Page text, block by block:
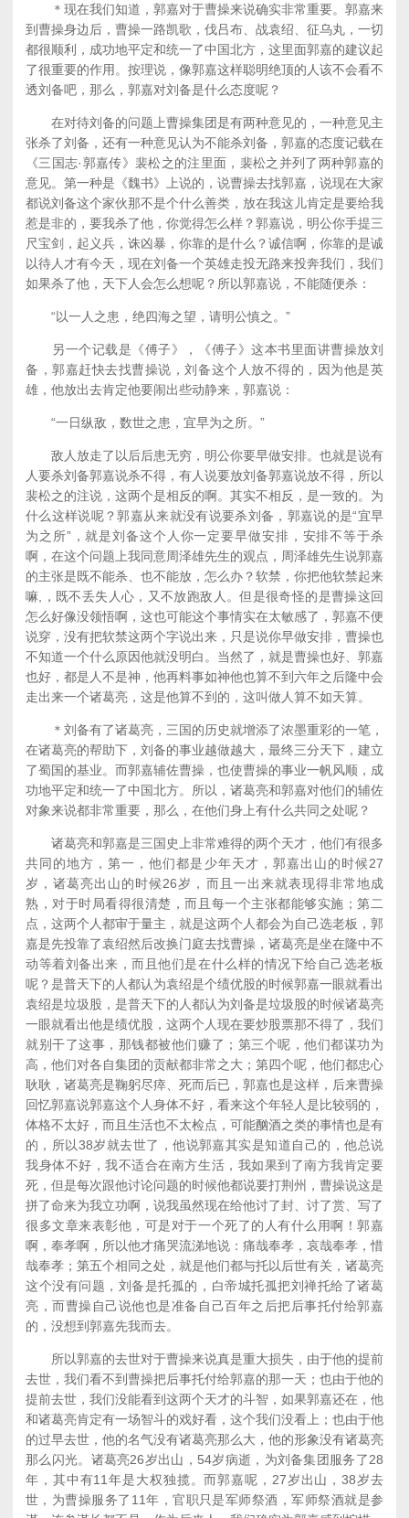
＊现在我们知道，郭嘉对于曹操来说确实非常重要。郭嘉来
到曹操身边后，曹操一路凯歌，伐吕布、战袁绍、征乌丸，一切
都很顺利，成功地平定和统一了中国北方，这里面郭嘉的建议起
了很重要的作用。按理说，像郭嘉这样聪明绝顶的人该不会看不
透刘备吧，那么，郭嘉对刘备是什么态度呢？
在对待刘备的问题上曹操集团是有两种意见的，一种意见主
张杀了刘备，还有一种意见认为不能杀刘备，郭嘉的态度记载在
《三国志·郭嘉传》裴松之的注里面，裴松之并列了两种郭嘉的
意见。第一种是《魏书》上说的，说曹操去找郭嘉，说现在大家
都说刘备这个家伙那不是个什么善类，放在我这儿肯定是要给我
惹是非的，要我杀了他，你觉得怎么样？郭嘉说，明公你手提三
尺宝剑，起义兵，诛凶暴，你靠的是什么？诚信啊，你靠的是诚
以待人才有今天，现在刘备一个英雄走投无路来投奔我们，我们
如果杀了他，天下人会怎么想呢？所以郭嘉说，不能随便杀：
“以一人之患，绝四海之望，请明公慎之。”
另一个记载是《傅子》，《傅子》这本书里面讲曹操放刘
备，郭嘉赶快去找曹操说，刘备这个人放不得的，因为他是英
雄，他放出去肯定他要闹出些动静来，郭嘉说：
“一日纵敌，数世之患，宜早为之所。”
敌人放走了以后后患无穷，明公你要早做安排。也就是说有
人要杀刘备郭嘉说杀不得，有人说要放刘备郭嘉说放不得，所以
裴松之的注说，这两个是相反的啊。其实不相反，是一致的。为
什么这样说呢？郭嘉从来就没有说要杀刘备，郭嘉说的是“宜早
为之所”，就是刘备这个人你一定要早做安排，安排不等于杀
啊，在这个问题上我同意周泽雄先生的观点，周泽雄先生说郭嘉
的主张是既不能杀、也不能放，怎么办？软禁，你把他软禁起来
嘛,，既不丢失人心，又不放跑敌人。但是很奇怪的是曹操这回
怎么好像没领悟啊，这也可能这个事情实在太敏感了，郭嘉不便
说穿，没有把软禁这两个字说出来，只是说你早做安排，曹操也
不知道一个什么原因他就没明白。当然了，就是曹操也好、郭嘉
也好，都是人不是神，他再料事如神他也算不到六年之后隆中会
走出来一个诸葛亮，这是他算不到的，这叫做人算不如天算。
＊刘备有了诸葛亮，三国的历史就增添了浓墨重彩的一笔，
在诸葛亮的帮助下，刘备的事业越做越大，最终三分天下，建立
了蜀国的基业。而郭嘉辅佐曹操，也使曹操的事业一帆风顺，成
功地平定和统一了中国北方。所以，诸葛亮和郭嘉对他们的辅佐
对象来说都非常重要，那么，在他们身上有什么共同之处呢？
诸葛亮和郭嘉是三国史上非常难得的两个天才，他们有很多
共同的地方，第一，他们都是少年天才，郭嘉出山的时候27
岁，诸葛亮出山的时候26岁，而且一出来就表现得非常地成
熟，对于时局看得很清楚，而且每一个主张都能够实施；第二
点，这两个人都审于量主，就是这两个人都会为自己选老板，郭
嘉是先投靠了袁绍然后改换门庭去找曹操，诸葛亮是坐在隆中不
动等着刘备出来，而且他们是在什么样的情况下给自己选老板
呢？是普天下的人都认为袁绍是个绩优股的时候郭嘉一眼就看出
袁绍是垃圾股，是普天下的人都认为刘备是垃圾股的时候诸葛亮
一眼就看出他是绩优股，这两个人现在要炒股票那不得了，我们
就别干了这事，那钱都被他们赚了；第三个呢，他们都谋功为
高，他们对各自集团的贡献都非常之大；第四个呢，他们都忠心
耿耿，诸葛亮是鞠躬尽瘁、死而后已，郭嘉也是这样，后来曹操
回忆郭嘉说郭嘉这个人身体不好，看来这个年轻人是比较弱的，
体格不太好，而且生活也不太检点，可能酗酒之类的事情也是有
的，所以38岁就去世了，他说郭嘉其实是知道自己的，他总说
我身体不好，我不适合在南方生活，我如果到了南方我肯定要
死，但是每次跟他讨论问题的时候他都说要打荆州，曹操说这是
拼了命来为我立功啊，说我虽然现在给他讨了封、讨了赏、写了
很多文章来表彰他，可是对于一个死了的人有什么用啊！郭嘉
啊，奉孝啊，所以他才痛哭流涕地说：痛哉奉孝，哀哉奉孝，惜
哉奉孝；第五个相同之处，就是他们都与托以后世有关，诸葛亮
这个没有问题，刘备是托孤的，白帝城托孤把刘禅托给了诸葛
亮，而曹操自己说他也是准备自己百年之后把后事托付给郭嘉
的，没想到郭嘉先我而去。
所以郭嘉的去世对于曹操来说真是重大损失，由于他的提前
去世，我们看不到曹操把后事托付给郭嘉的那一天；也由于他的
提前去世，我们没能看到这两个天才的斗智，如果郭嘉还在，他
和诸葛亮肯定有一场智斗的戏好看，这个我们没看上；也由于他
的过早去世，他的名气没有诸葛亮那么大，他的形象没有诸葛亮
那么闪光。诸葛亮26岁出山，54岁病逝，为刘备集团服务了28
年，其中有11年是大权独揽。而郭嘉呢，27岁出山，38岁去
世，为曹操服务了11年，官职只是军师祭酒，军师祭酒就是参